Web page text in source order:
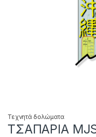
Τεχνητά δολώματα
ΤΣΑΠΑΡΙΑ